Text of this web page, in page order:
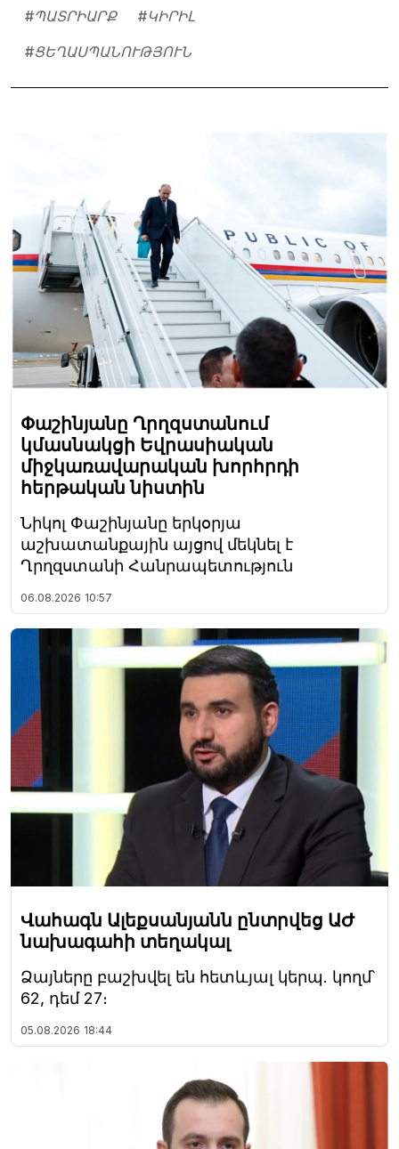
#ՊԱՏՐԻԱՐՔ #ԿԻՐԻԼ
#ՑԵՂԱՍՊԱՆՈՒԹՅՈՒՆ
Փաշինյանը Ղրղզստանում
կմասնակցի Եվրասիական
միջկառավարական խորհրդի
հերթական նիստին
Նիկոլ Փաշինյանը երկօրյա
աշխատանքային այցով մեկնել է
Ղրղզստանի Հանրապետություն
06.08.2026 10:57
Վահագն Ալեքսանյանն ընտրվեց ԱԺ
նախագահի տեղակալ
Ձայները բաշխվել են հետևյալ կերպ. կողմ՝
62, դեմ 27։
05.08.2026 18:44